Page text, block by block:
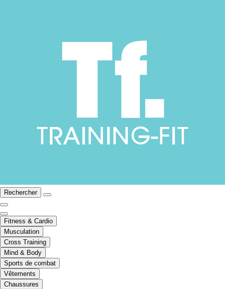
Rechercher
Fitness & Cardio
Musculation
Cross Training
Mind & Body
Sports de combat
Vêtements
Chaussures